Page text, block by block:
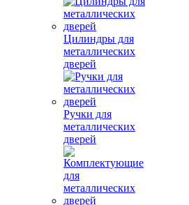
Цилиндры для
металлических
дверей
Ручки для
металлических
дверей